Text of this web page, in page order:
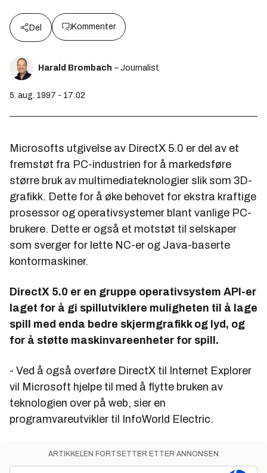
Del Kommenter
Harald Brombach – Journalist
5. aug. 1997 - 17:02
Microsofts utgivelse av DirectX 5.0 er del av et
fremstøt fra PC-industrien for å markedsføre
større bruk av multimediateknologier slik som 3D-
grafikk. Dette for å øke behovet for ekstra kraftige
prosessor og operativsystemer blant vanlige PC-
brukere. Dette er også et motstøt til selskaper
som sverger for lette NC-er og Java-baserte
kontormaskiner.
DirectX 5.0 er en gruppe operativsystem API-er
laget for å gi spillutviklere muligheten til å lage
spill med enda bedre skjermgrafikk og lyd, og
for å støtte maskinvareenheter for spill.
- Ved å også overføre DirectX til Internet Explorer
vil Microsoft hjelpe til med å flytte bruken av
teknologien over på web, sier en
programvareutvikler til InfoWorld Electric.
ARTIKKELEN FORTSETTER ETTER ANNONSEN